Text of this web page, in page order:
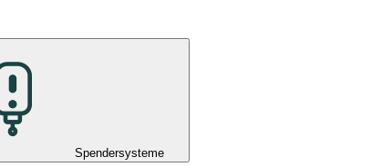
Spendersysteme